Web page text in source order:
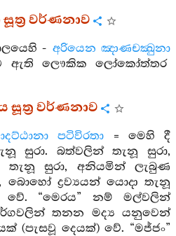
වර්ණනාව
- අරියෙන ඤාණචක්‍ඛුනා
ඇති ලෞකික ලෝකෝත්තර
සූත්‍ර වර්ණනාව
පටිවිරතා = මෙහි දී
සුරා. බත්වලින් තැනූ සුරා,
තැනූ සුරා, අනියමින් ලැබුණ
බොහෝ ද්‍රව්‍යයන් යොදා තැනූ
වේ. “මෙරය” නම් මල්වලින්
තනන මද්‍ය යනුවෙන්
දෙයක්) වේ. “මජ්ජං”